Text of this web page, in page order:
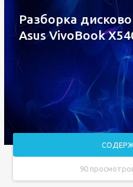
Разборка
Asus VivoBook
90